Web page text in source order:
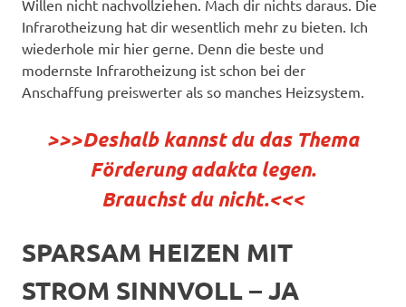
Willen nicht nachvollziehen. Mach dir nichts daraus. Die
Infrarotheizung hat dir wesentlich mehr zu bieten. Ich
wiederhole mir hier gerne. Denn die beste und
modernste Infrarotheizung ist schon bei der
Anschaffung preiswerter als so manches Heizsystem.
>>>Deshalb kannst du das Thema
Förderung adakta legen.
Brauchst du nicht.<<<
SPARSAM HEIZEN MIT
STROM SINNVOLL – JA